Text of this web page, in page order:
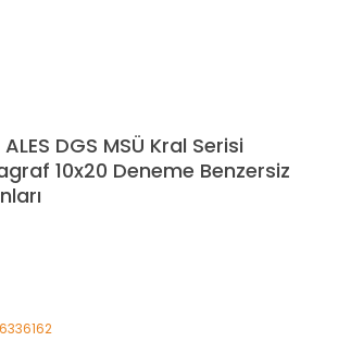
ALES DGS MSÜ Kral Serisi
10x20 Deneme Benzersiz